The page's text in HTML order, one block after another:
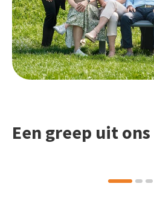
Een greep uit